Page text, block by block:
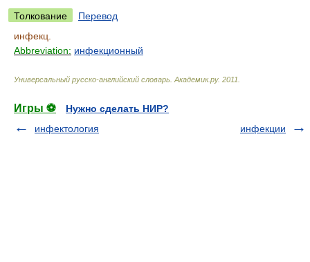
Толкование
Перевод
инфекц.
Abbreviation: инфекционный
Универсальный русско-английский словарь Академик.ру. 2011
Игры ⚽
Нужно сделать НИР?
инфектология
инфекции